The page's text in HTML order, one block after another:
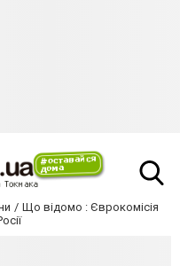
Що відомо : Єврокомісія